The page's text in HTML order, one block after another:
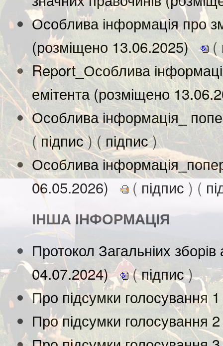
Особлива інформація про
(розміщено 13.06.2025)
(
Report_Особлива
емітента (розміщено
Особлива інформація_
(підпис) ( підпис)
Особлива
06.05.2026)
( підпис ) (
ІНША ІНФОРМАЦІЯ
Протокол Загальніих
04.07.2024)
(підпис)
Про підсумки голосування
Про підсумки голосування